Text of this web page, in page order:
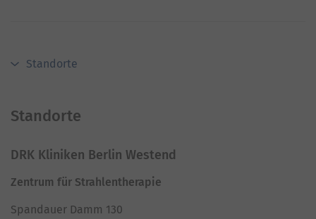
Standorte
Standorte
DRK Kliniken Berlin Westend
Zentrum für Strahlentherapie
Spandauer Damm 130